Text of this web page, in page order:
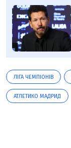
ЛІГА ЧЕМПІОНІВ
АТЛЕТИКО МАДРИД